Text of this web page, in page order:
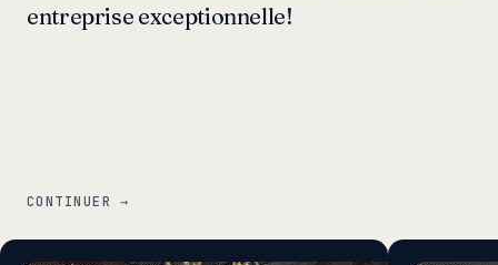
entreprise exceptionnelle!
CONTINUER →